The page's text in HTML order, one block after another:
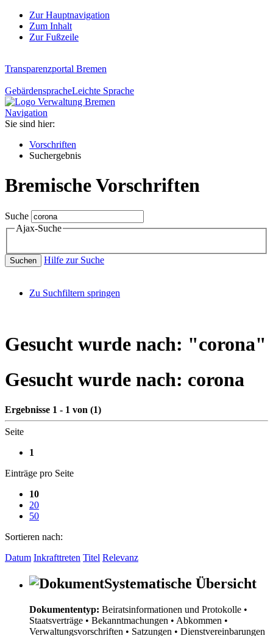
Zur Hauptnavigation
Zum Inhalt
Zur Fußzeile
Transparenzportal Bremen
GebärdenspracheLeichte Sprache
Navigation
Sie sind hier:
Vorschriften
Suchergebnis
Bremische Vorschriften
Suche
Ajax-Suche
Suchen Hilfe zur Suche
Zu Suchfiltern springen
Gesucht wurde nach: "corona"
Gesucht wurde nach: corona
Ergebnisse 1 - 1 von (1)
Seite
1
Einträge pro Seite
10
20
50
Sortieren nach:
Datum Inkrafttreten Titel Relevanz
Systematische Übersicht
Dokumententyp: Beiratsinformationen und Protokolle •
Staatsverträge • Bekanntmachungen • Abkommen •
Verwaltungsvorschriften • Satzungen • Dienstvereinbarungen